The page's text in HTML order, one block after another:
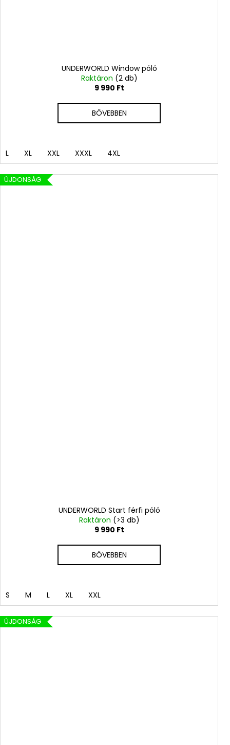
UNDERWORLD Window póló
Raktáron (2 db)
9 990 Ft
BŐVEBBEN
L XL XXL XXXL 4XL
ÚJDONSÁG
UNDERWORLD Start férfi póló
Raktáron (>3 db)
9 990 Ft
BŐVEBBEN
S M L XL XXL
ÚJDONSÁG